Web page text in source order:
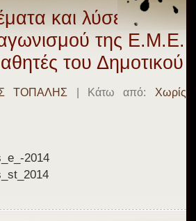
και λύσεις του
της Ε.Μ.Ε.
του Δημοτικού
ΤΟΠΑΛΗΣ | Κάτω από: Χωρίς
2014